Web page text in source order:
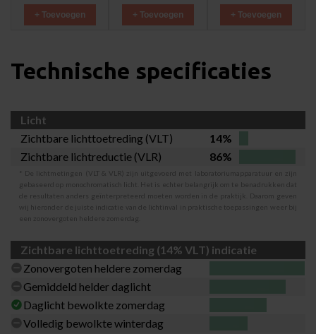
+ Toevoegen + Toevoegen + Toevoegen
Technische specificaties
Licht
Zichtbare lichttoetreding (VLT)
14%
Zichtbare lichtreductie (VLR)
86%
* De lichtmetingen (VLT & VLR) zijn uitgevoerd met laboratoriumapparatuur en zijn
gebaseerd op monochromatisch licht. Het is echter belangrijk om te benadrukken dat
de resultaten anders geïnterpreteerd moeten worden in de praktijk. Daarom geven
wij hieronder de juiste indicatie van de lichtinval in praktische toepassingen weer bij
een zonovergoten heldere zomerdag.
Zichtbare lichttoetreding (14% VLT) indicatie
Zonovergoten heldere zomerdag
Gemiddeld helder daglicht
Daglicht bewolkte zomerdag
Volledig bewolkte winterdag